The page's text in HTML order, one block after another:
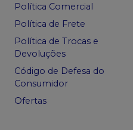
Política Comercial
Política de Frete
Política de Trocas e
Devoluções
Código de Defesa do
Consumidor
Ofertas